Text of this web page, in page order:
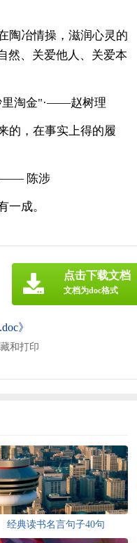
陶冶情操，滋润心灵的
然、关爱他人、关爱本
里淘金"·——赵树理
的，在事实上得的履
—— 陈涉
一成。
》
和打印
点击下载文档
文档为doc格式
经典读书名言句子40句